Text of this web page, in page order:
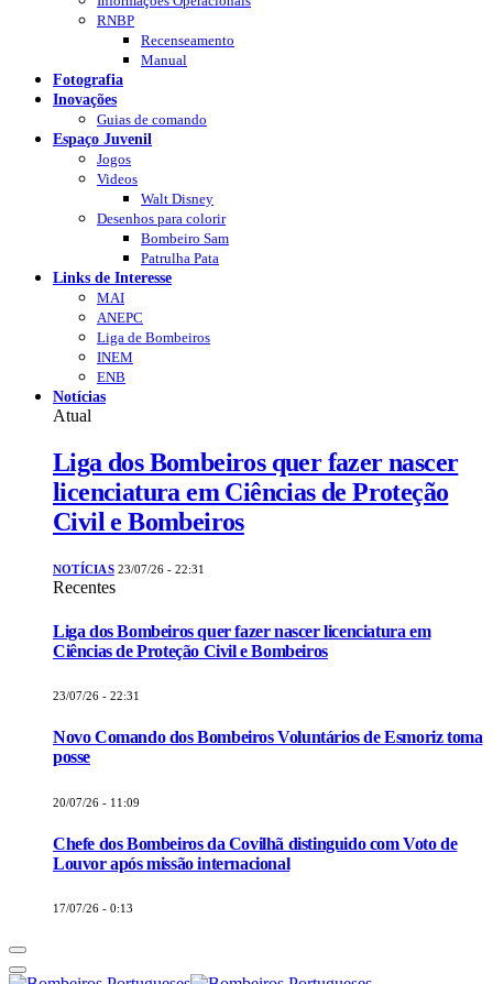
RNBP
Recenseamento
Manual
Fotografia
Inovações
Guias de comando
Espaço Juvenil
Jogos
Videos
Walt Disney
Desenhos para colorir
Bombeiro Sam
Patrulha Pata
Links de Interesse
MAI
ANEPC
Liga de Bombeiros
INEM
ENB
Notícias
Atual
Liga dos Bombeiros quer fazer nascer
licenciatura em Ciências de Proteção
Civil e Bombeiros
NOTÍCIAS 23/07/26 - 22:31
Recentes
Liga dos Bombeiros quer fazer nascer licenciatura em
Ciências de Proteção Civil e Bombeiros
23/07/26 - 22:31
Novo Comando dos Bombeiros Voluntários de Esmoriz toma
posse
20/07/26 - 11:09
Chefe dos Bombeiros da Covilhã distinguido com Voto de
Louvor após missão internacional
17/07/26 - 0:13